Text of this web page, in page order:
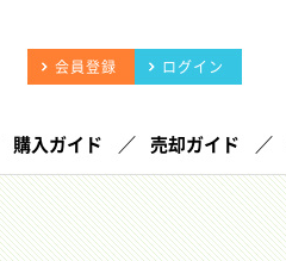
会員登録 ログイン
購入ガイド 売却ガイド